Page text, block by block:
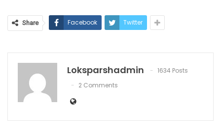
Share Facebook Twitter
Loksparshadmin
1634 Posts
2 Comments